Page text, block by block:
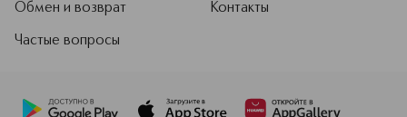
Обмен и возврат
Частые вопросы
Контакты